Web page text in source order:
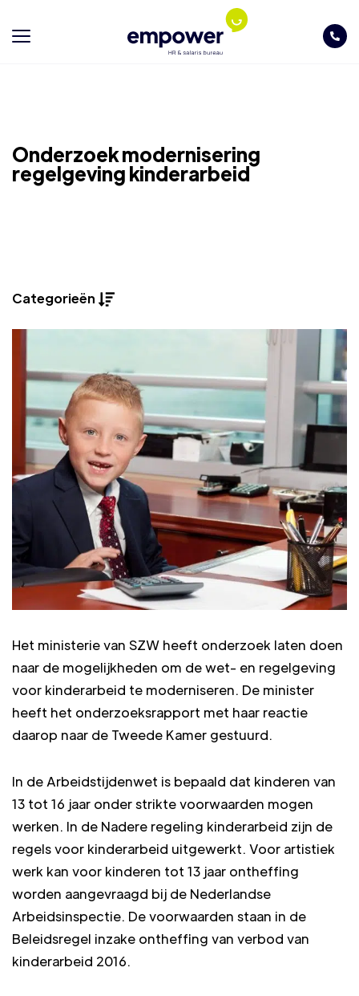
Onderzoek modernisering
regelgeving kinderarbeid
Categorieën
Het ministerie van SZW heeft onderzoek laten doen
naar de mogelijkheden om de wet- en regelgeving
voor kinderarbeid te moderniseren. De minister
heeft het onderzoeksrapport met haar reactie
daarop naar de Tweede Kamer gestuurd.
In de Arbeidstijdenwet is bepaald dat kinderen van
13 tot 16 jaar onder strikte voorwaarden mogen
werken. In de Nadere regeling kinderarbeid zijn de
regels voor kinderarbeid uitgewerkt. Voor artistiek
werk kan voor kinderen tot 13 jaar ontheffing
worden aangevraagd bij de Nederlandse
Arbeidsinspectie. De voorwaarden staan in de
Beleidsregel inzake ontheffing van verbod van
kinderarbeid 2016.